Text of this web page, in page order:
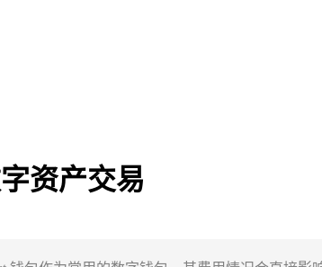
资产交易